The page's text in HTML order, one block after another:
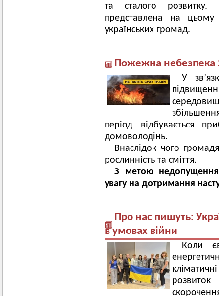
та сталого розвитку.
представлена на цьому
українських громад.
Пожежна небезпека
У
період відбувається
домоволодінь.
Внаслідок чого
рослинність та сміття.
З метою недопущення
увагу на дотримання
Про нас пишуть:
в умовах війни
Коли